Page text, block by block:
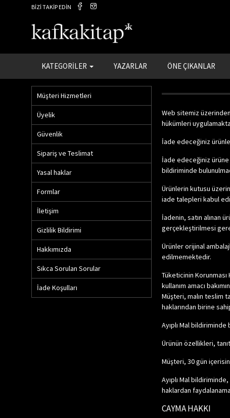
BİZİ TAKİP EDİN
KATEGORİLER YAZARLAR ÖNE ÇIKANLAR
Müşteri Hizmetleri
Üyelik
Güvenlik
Sipariş ve Teslimat
Yasal haklar
Formlar
İletişim
Gizlilik Bildirimi
Hakkımızda
Sıkca Sorulan Sorular
İade Koşulları
Web sitemiz
hükümleri
İade edeceğiniz
İade edeceğiniz
bildiriminde
Ürünlerin kutusu
iade talepleri kabul
İadenin, satın alınan
gerçekleştirilmesi
Ürünler orijinal
edilmemektedir.
Tüketicinin Korunması
kullanım amacı
Müşteri, malın teslim
haklarından birine
Ayıplı Mal
Ürünün özellikleri,
Müşteri, 30 gün
Ayıplı Mal
haklardan
CAYMA HAKKI